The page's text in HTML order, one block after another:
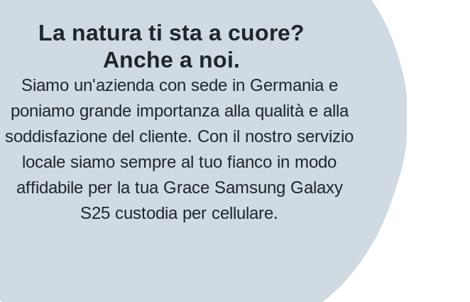
La natura ti sta a cuore?
Anche a noi.
Siamo un'azienda con sede in Germania e
poniamo grande importanza alla qualità e alla
soddisfazione del cliente. Con il nostro servizio
locale siamo sempre al tuo fianco in modo
affidabile per la tua Grace Samsung Galaxy
S25 custodia per cellulare.